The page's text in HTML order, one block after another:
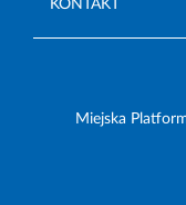
KONTAKT
Miejska